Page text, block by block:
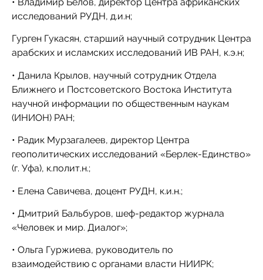
исследований РУДН, д.и.н;
Гурген Гукасян, старший научный сотрудник Центра
арабских и исламских исследований ИВ РАН, к.э.н;
• Данила Крылов, научный сотрудник Отдела
Ближнего и Постсоветского Востока Института
научной информации по общественным наукам
(ИНИОН) РАН;
• Радик Мурзагалеев, директор Центра
геополитических исследований «Берлек-Единство»
(г. Уфа), к.полит.н.;
• Елена Савичева, доцент РУДН, к.и.н.;
• Дмитрий Бальбуров, шеф-редактор журнала
«Человек и мир. Диалог»;
• Ольга Гуржиева, руководитель по
взаимодействию с органами власти НИИРК;